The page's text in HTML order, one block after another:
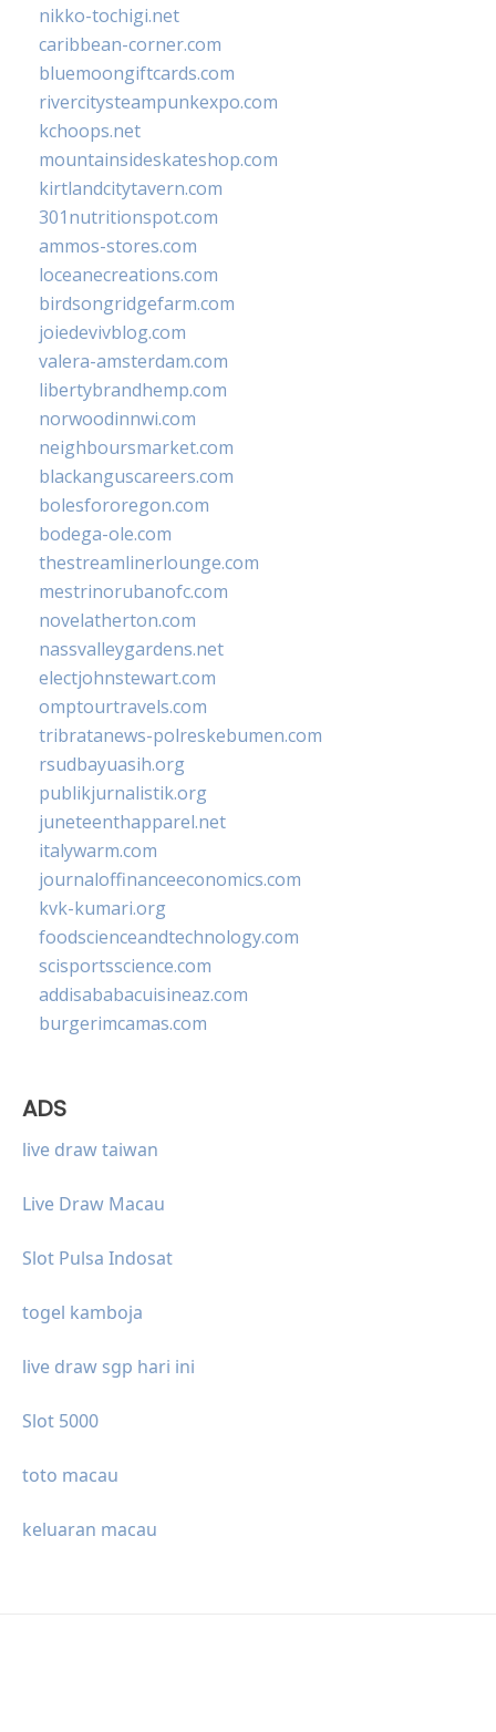
nikko-tochigi.net
caribbean-corner.com
bluemoongiftcards.com
rivercitysteampunkexpo.com
kchoops.net
mountainsideskateshop.com
kirtlandcitytavern.com
301nutritionspot.com
ammos-stores.com
loceanecreations.com
birdsongridgefarm.com
joiedevivblog.com
valera-amsterdam.com
libertybrandhemp.com
norwoodinnwi.com
neighboursmarket.com
blackanguscareers.com
bolesfororegon.com
bodega-ole.com
thestreamlinerlounge.com
mestrinorubanofc.com
novelatherton.com
nassvalleygardens.net
electjohnstewart.com
omptourtravels.com
tribratanews-polreskebumen.com
rsudbayuasih.org
publikjurnalistik.org
juneteenthapparel.net
italywarm.com
journaloffinanceeconomics.com
kvk-kumari.org
foodscienceandtechnology.com
scisportsscience.com
addisababacuisineaz.com
burgerimcamas.com
ADS
live draw taiwan
Live Draw Macau
Slot Pulsa Indosat
togel kamboja
live draw sgp hari ini
Slot 5000
toto macau
keluaran macau